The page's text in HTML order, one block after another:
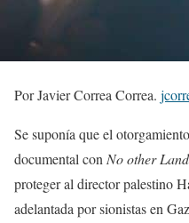
Por Javier Correa Correa.
Se suponía que el
documental con No other Land
proteger al director palestino
adelantada por sionistas en